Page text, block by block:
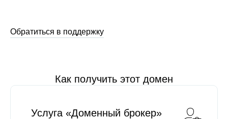
Обратиться в поддержку
Как получить этот домен
Услуга «Доменный брокер»